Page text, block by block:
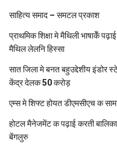
साहित्य समाद – समटल प्रकाश
प्राथमिक शि‍क्षा मे मैथि‍ली भाषाकेँ
मैथिल लेलनि हिस्सा
सात जिला मे बनत बहुउद्देशीय
केंद्र देलक 50 करोड़
एम्स मे शिफ्ट होयत डीएमसीएच क
होटल मैनेजमेंट क पढ़ाई करती
बेंगलुरु